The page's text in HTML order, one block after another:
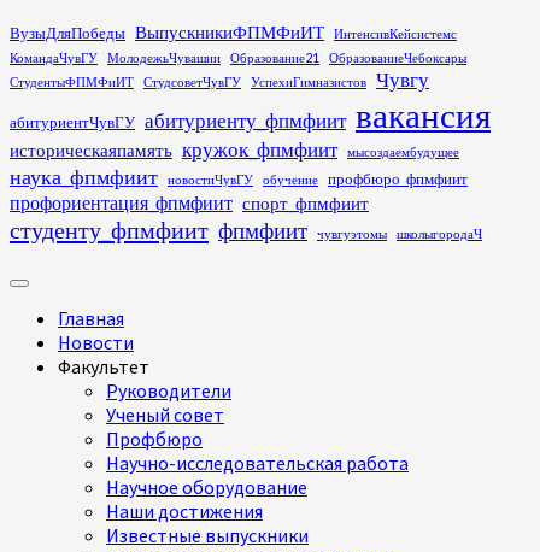
Перейти
к
содержимому
ВузыДляПобеды ВыпускникиФПМФиИТ
ИнтенсивКейсистемс
КомандаЧувГУ
МолодежьЧувашии Образование21
ОбразованиеЧебоксары
СтудентыФПМФиИТ
СтудсоветЧувГУ УспехиГимназистов Чувгу
абитуриентЧувГУ абитуриенту_фпмфиит вакансия
историческаяпамять кружок_фпмфиит мысоздаембудущее
наука_фпмфиит новостиЧувГУ обучение профбюро_фпмфиит
профориентация_фпмфиит спорт_фпмфиит
студенту_фпмфиит фпмфиит чувгуэтомы школыгородаЧ
Основное
Главная
Новости
Факультет
Руководители
Ученый совет
Профбюро
Научно-исследовательская работа
Научное оборудование
Наши достижения
Известные выпускники